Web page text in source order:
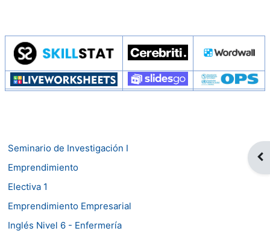
Seminario de Investigación I
Emprendimiento
Electiva 1
Emprendimiento Empresarial
Inglés Nivel 6 - Enfermería